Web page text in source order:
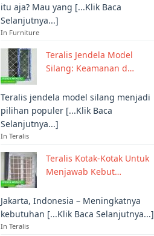
itu aja? Mau yang [...Klik Baca
Selanjutnya...]
In Furniture
Teralis Jendela Model
Silang: Keamanan d…
Teralis jendela model silang menjadi
pilihan populer [...Klik Baca
Selanjutnya...]
In Teralis
Teralis Kotak-Kotak Untuk
Menjawab Kebut…
Jakarta, Indonesia – Meningkatnya
kebutuhan [...Klik Baca Selanjutnya...]
In Teralis